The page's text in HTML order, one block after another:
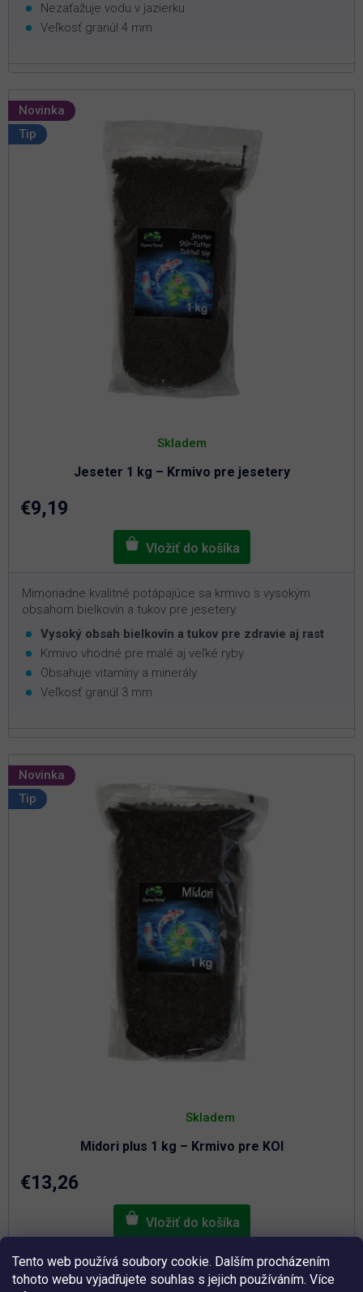
Tento web používá soubory cookie. Dalším procházením
tohoto webu vyjadřujete souhlas s jejich používáním. Více
Nezaťažuje vodu v jazierku
Veľkosť granúl 4 mm
Novinka
Tip
Jeseter 1 kg – Krmivo pre jesetery
Skladem
€9,19
Mimoriadne kvalitné potápajúce sa krmivo s vysokým
obsahom bielkovín a tukov pre jesetery.
Vysoký obsah bielkovín a tukov pre zdravie aj rast
Krmivo vhodné pre malé aj veľké ryby
Obsahuje vitamíny a minerály
Veľkosť granúl 3 mm
Novinka
Tip
Midori plus 1 kg – Krmivo pre KOI
hodnotenie
je
5,0
Skladem
€13,26
Plávajúce vysoko kvalitnékrmivopre KOI kapry založené
na hmyze.